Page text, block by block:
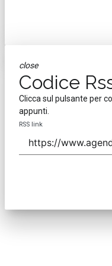
close
Codice
Clicca sul pulsante per
appunti.
RSS link